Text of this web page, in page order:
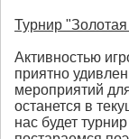
Турнир
Активностью
приятно
мероприятий
останется в
нас будет